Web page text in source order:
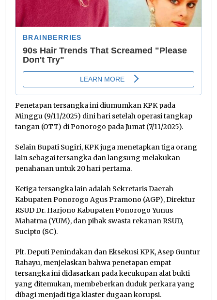
Penetapan tersangka ini diumumkan KPK pada
Minggu (9/11/2025) dini hari setelah operasi tangkap
tangan (OTT) di Ponorogo pada Jumat (7/11/2025).
Selain Bupati Sugiri, KPK juga menetapkan tiga orang
lain sebagai tersangka dan langsung melakukan
penahanan untuk 20 hari pertama.
Ketiga tersangka lain adalah Sekretaris Daerah
Kabupaten Ponorogo Agus Pramono (AGP), Direktur
RSUD Dr. Harjono Kabupaten Ponorogo Yunus
Mahatma (YUM), dan pihak swasta rekanan RSUD,
Sucipto (SC).
Plt. Deputi Penindakan dan Eksekusi KPK, Asep Guntur
Rahayu, menjelaskan bahwa penetapan empat
tersangka ini didasarkan pada kecukupan alat bukti
yang ditemukan, membeberkan duduk perkara yang
dibagi menjadi tiga klaster dugaan korupsi.